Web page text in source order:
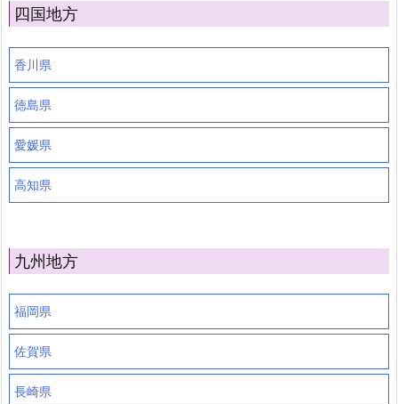
四国地方
香川県
徳島県
愛媛県
高知県
九州地方
福岡県
佐賀県
長崎県